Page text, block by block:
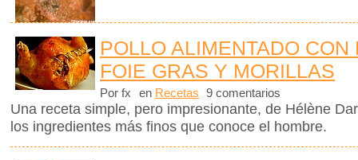
POLLO ALIMENTADO
FOIE GRAS Y MORILLAS
Por fx en Recetas 9 comentarios
Una receta simple, pero impresionante, de Hélène
los ingredientes más finos que conoce el hombre.